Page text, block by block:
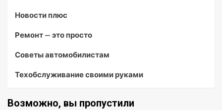
Новости плюс
Ремонт — это просто
Советы автомобилистам
Техобслуживание своими руками
Возможно, вы пропустили